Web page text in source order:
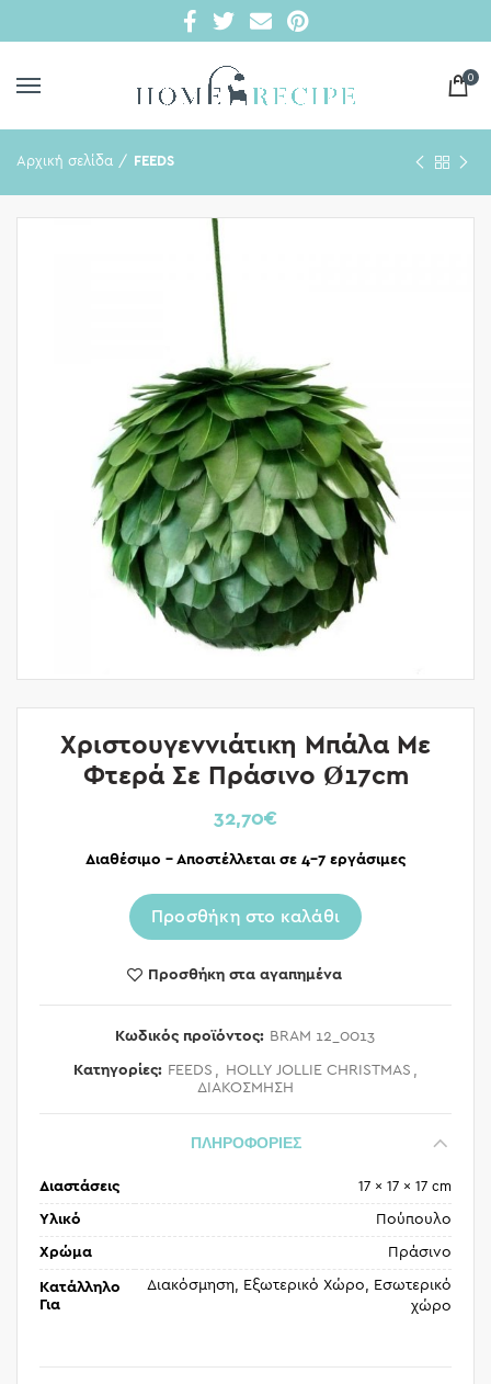
0
Αρχική σελίδα FEEDS
Χριστουγεννιάτικη Μπάλα Με
Φτερά Σε Πράσινο Ø17cm
32,70€
Διαθέσιμο – Αποστέλλεται σε 4-7 εργάσιμες
Προσθήκη στο καλάθι
Προσθήκη στα αγαπημένα
Κωδικός προϊόντος: BRAM 12_0013
Κατηγορίες: FEEDS , HOLLY JOLLIE CHRISTMAS ,
ΔΙΑΚΟΣΜΗΣΗ
ΠΛΗΡΟΦΟΡΙΕΣ
Διαστάσεις 17 × 17 × 17 cm
Υλικό Πούπουλο
Χρώμα Πράσινο
Κατάλληλο
Για
Διακόσμηση, Εξωτερικό Χώρο, Εσωτερικό
χώρο